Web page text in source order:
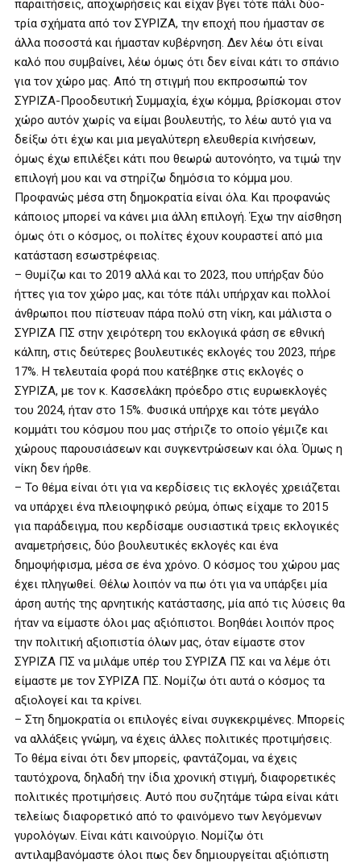
παραιτήσεις, αποχωρήσεις και είχαν βγει τότε πάλι δύο-
τρία σχήματα από τον ΣΥΡΙΖΑ, την εποχή που ήμασταν σε
άλλα ποσοστά και ήμασταν κυβέρνηση. Δεν λέω ότι είναι
καλό που συμβαίνει, λέω όμως ότι δεν είναι κάτι το σπάνιο
για τον χώρο μας. Από τη στιγμή που εκπροσωπώ τον
ΣΥΡΙΖΑ-Προοδευτική Συμμαχία, έχω κόμμα, βρίσκομαι στον
χώρο αυτόν χωρίς να είμαι βουλευτής, το λέω αυτό για να
δείξω ότι έχω και μια μεγαλύτερη ελευθερία κινήσεων,
όμως έχω επιλέξει κάτι που θεωρώ αυτονόητο, να τιμώ την
επιλογή μου και να στηρίζω δημόσια το κόμμα μου.
Προφανώς μέσα στη δημοκρατία είναι όλα. Και προφανώς
κάποιος μπορεί να κάνει μια άλλη επιλογή. Έχω την αίσθηση
όμως ότι ο κόσμος, οι πολίτες έχουν κουραστεί από μια
κατάσταση εσωστρέφειας.
– Θυμίζω και το 2019 αλλά και το 2023, που υπήρξαν δύο
ήττες για τον χώρο μας, και τότε πάλι υπήρχαν και πολλοί
άνθρωποι που πίστευαν πάρα πολύ στη νίκη, και μάλιστα ο
ΣΥΡΙΖΑ ΠΣ στην χειρότερη του εκλογικά φάση σε εθνική
κάλπη, στις δεύτερες βουλευτικές εκλογές του 2023, πήρε
17%. Η τελευταία φορά που κατέβηκε στις εκλογές ο
ΣΥΡΙΖΑ, με τον κ. Κασσελάκη πρόεδρο στις ευρωεκλογές
του 2024, ήταν στο 15%. Φυσικά υπήρχε και τότε μεγάλο
κομμάτι του κόσμου που μας στήριζε το οποίο γέμιζε και
χώρους παρουσιάσεων και συγκεντρώσεων και όλα. Όμως η
νίκη δεν ήρθε.
– Το θέμα είναι ότι για να κερδίσεις τις εκλογές χρειάζεται
να υπάρχει ένα πλειοψηφικό ρεύμα, όπως είχαμε το 2015
για παράδειγμα, που κερδίσαμε ουσιαστικά τρεις εκλογικές
αναμετρήσεις, δύο βουλευτικές εκλογές και ένα
δημοψήφισμα, μέσα σε ένα χρόνο. Ο κόσμος του χώρου μας
έχει πληγωθεί. Θέλω λοιπόν να πω ότι για να υπάρξει μία
άρση αυτής της αρνητικής κατάστασης, μία από τις λύσεις θα
ήταν να είμαστε όλοι μας αξιόπιστοι. Βοηθάει λοιπόν προς
την πολιτική αξιοπιστία όλων μας, όταν είμαστε στον
ΣΥΡΙΖΑ ΠΣ να μιλάμε υπέρ του ΣΥΡΙΖΑ ΠΣ και να λέμε ότι
είμαστε με τον ΣΥΡΙΖΑ ΠΣ. Νομίζω ότι αυτά ο κόσμος τα
αξιολογεί και τα κρίνει.
– Στη δημοκρατία οι επιλογές είναι συγκεκριμένες. Μπορείς
να αλλάξεις γνώμη, να έχεις άλλες πολιτικές προτιμήσεις.
Το θέμα είναι ότι δεν μπορείς, φαντάζομαι, να έχεις
ταυτόχρονα, δηλαδή την ίδια χρονική στιγμή, διαφορετικές
πολιτικές προτιμήσεις. Αυτό που συζητάμε τώρα είναι κάτι
τελείως διαφορετικό από το φαινόμενο των λεγόμενων
γυρολόγων. Είναι κάτι καινούργιο. Νομίζω ότι
αντιλαμβανόμαστε όλοι πως δεν δημιουργείται αξιόπιστη